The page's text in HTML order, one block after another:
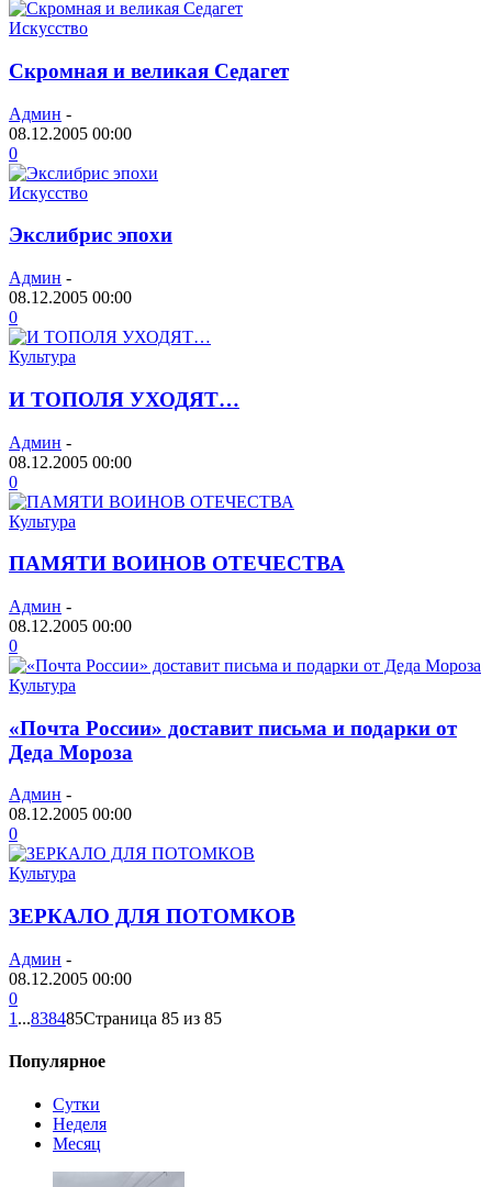
Искусство
Скромная и великая Седагет
Админ -
08.12.2005 00:00
0
Искусство
Экслибрис эпохи
Админ -
08.12.2005 00:00
0
Культура
И ТОПОЛЯ УХОДЯТ…
Админ -
08.12.2005 00:00
0
Культура
ПАМЯТИ ВОИНОВ ОТЕЧЕСТВА
Админ -
08.12.2005 00:00
0
Культура
«Почта России» доставит письма и подарки от
Деда Мороза
Админ -
08.12.2005 00:00
0
Культура
ЗЕРКАЛО ДЛЯ ПОТОМКОВ
Админ -
08.12.2005 00:00
0
1 ...838485Страница 85 из 85
Популярное
Сутки
Неделя
Месяц